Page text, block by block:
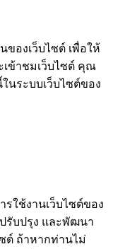
องเว็บไซต์ เพื่อให้
เข้าชมเว็บไซต์ คุณ
นระบบเว็บไซต์ของ
ใช้งานเว็บไซต์ของ
รับปรุง และพัฒนา
ต์ ถ้าหากท่านไม่